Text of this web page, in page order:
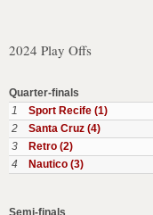
2024 Play Offs
Quarter-finals
1
Sport Recife (1)
2
Santa Cruz (4)
3
Retro (2)
4
Nautico (3)
Semi-finals